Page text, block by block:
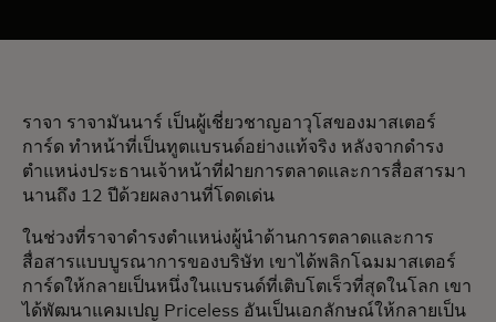
ราจา ราจามันนาร์ เป็นผู้เชี่ยวชาญอาวุโสของมาสเตอร์
การ์ด ทำหน้าที่เป็นทูตแบรนด์อย่างแท้จริง หลังจากดำรง
ตำแหน่งประธานเจ้าหน้าที่ฝ่ายการตลาดและการสื่อสารมา
นานถึง 12 ปีด้วยผลงานที่โดดเด่น
ในช่วงที่ราจาดำรงตำแหน่งผู้นำด้านการตลาดและการ
สื่อสารแบบบูรณาการของบริษัท เขาได้พลิกโฉมมาสเตอร์
การ์ดให้กลายเป็นหนึ่งในแบรนด์ที่เติบโตเร็วที่สุดในโลก เขา
ได้พัฒนาแคมเปญ Priceless อันเป็นเอกลักษณ์ให้กลายเป็น